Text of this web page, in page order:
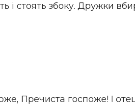
і стоять збоку. Дружки
Пречиста госпоже! І